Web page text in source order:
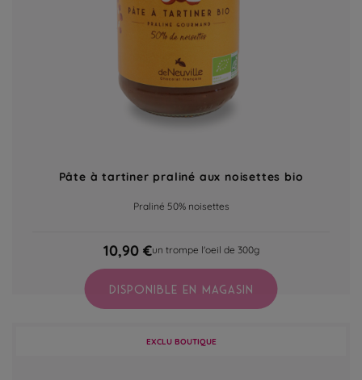
Pâte à tartiner praliné aux noisettes bio
Praliné 50% noisettes
10,90 €un trompe l'oeil de 300g
DISPONIBLE EN MAGASIN
EXCLU BOUTIQUE